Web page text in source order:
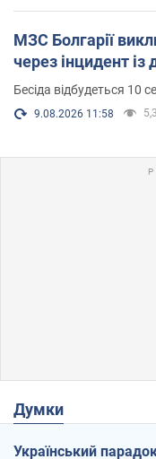
МЗС Болгарії
через інцидент
Бесіда відбудеться 10
9.08.2026 11:58
Думки
Український